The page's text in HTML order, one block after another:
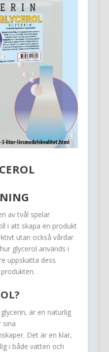
av tvål spelar
i att skapa en produkt
utan också vårdar
glycerol används i
uppskatta dess
är en naturlig
sina
Det är en klar,
i både vatten och